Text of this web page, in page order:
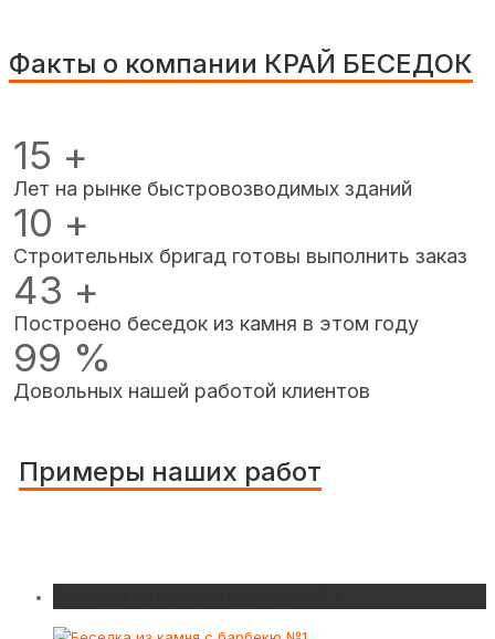
Факты о компании КРАЙ БЕСЕДОК
15 +
Лет на рынке быстровозводимых зданий
10 +
Строительных бригад готовы выполнить заказ
43 +
Построено беседок из камня в этом году
99 %
Довольных нашей работой клиентов
Примеры наших работ